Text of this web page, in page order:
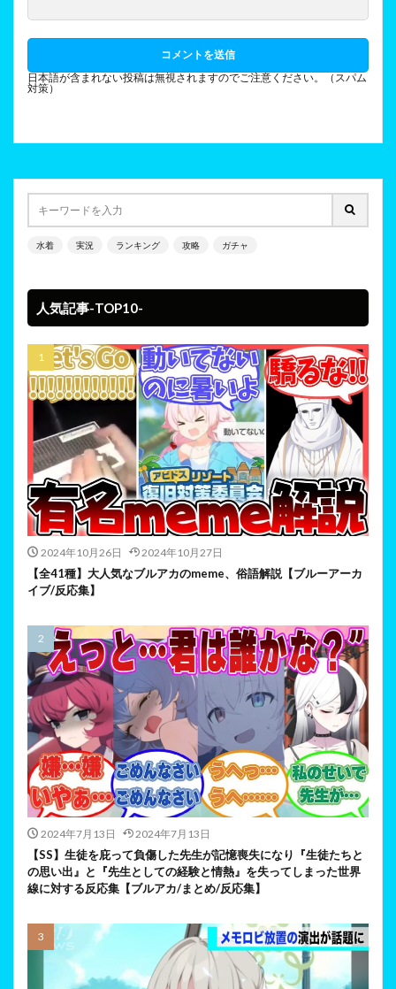
日本語が含まれない投稿は無視されますのでご注意ください。（スパム
対策）
水着 実況 ランキング 攻略 ガチャ
人気記事-TOP10-
2024年10月26日 2024年10月27日
【全41種】大人気なブルアカのmeme、俗語解説【ブルーアーカ
イブ/反応集】
2024年7月13日 2024年7月13日
【SS】生徒を庇って負傷した先生が記憶喪失になり『生徒たちと
の思い出』と『先生としての経験と情熱』を失ってしまった世界
線に対する反応集【ブルアカ/まとめ/反応集】